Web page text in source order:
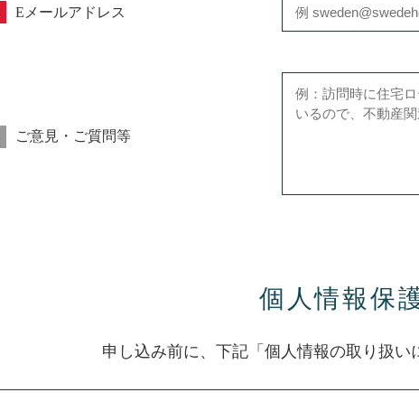
Eメールアドレス
ご意見・ご質問等
個人情報保
申し込み前に、下記「個人情報の取り扱い